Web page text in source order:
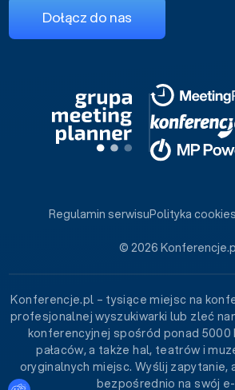
Dołącz do nas
© 2026
Regulamin serwisuPolityka
Konferencje.pl – tysiące miejsc na
profesjonalnej wyszukiwarki lub zleć
konferencyjnej spośród ponad
pałaców, a także hal, teatrów i
oryginalnych miejsc. Wyślij
bezpośrednio na swój
Ustawienia plików cookies